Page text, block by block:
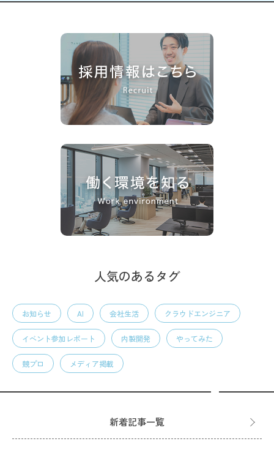
人気のあるタグ
お知らせ AI 会社生活 クラウドエンジニア
イベント参加レポート 内製開発 やってみた
競プロ メディア掲載
新着記事一覧